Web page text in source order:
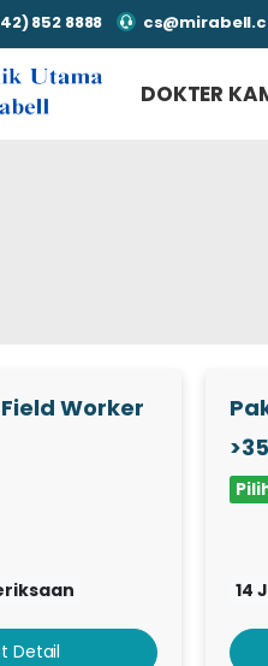
852 8888
DOKTER
Worker
Detail
14